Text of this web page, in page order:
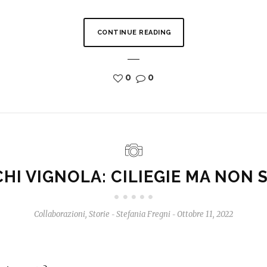
CONTINUE READING
0 0
VIGNOLA: CILIEGIE MA NON
Collaborazioni, Storie - Stefania Fregni - Ottobre 11, 2022